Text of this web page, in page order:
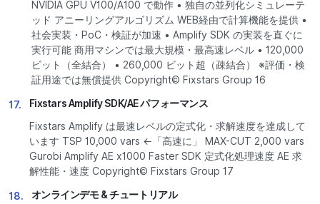
NVIDIA GPU V100/A100 で動作 • 独自の並列化シミュレーテ
ッド アニーリングアルゴリズム WEB経由で計算機能を提供 •
社会実装・PoC・検証が加速 • Amplify SDK の実装を直ぐに
実行可能 商用マシンでは最大規模・最高速レベル • 120,000
ビット（全結合） • 260,000 ビット超（疎結合） ※評価・検
証用途では無償提供 Copyright© Fixstars Group 16
17.
Fixstars Amplify SDK/AE パフォーマンス
Fixstars Amplify は最速レベルの定式化・求解速度を達成して
います TSP 10,000 vars ←「高速に」 MAX-CUT 2,000 vars
Gurobi Amplify AE x1000 Faster SDK 定式化処理速度 AE 求
解性能・速度 Copyright© Fixstars Group 17
18.
オンラインデモ & チュートリアル